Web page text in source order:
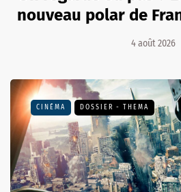
nouveau polar de
4 août 2026
CINÉMA DOSSIER - THEMA